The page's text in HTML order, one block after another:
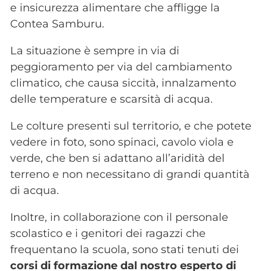
e insicurezza alimentare che affligge la
Contea Samburu.
La situazione è sempre in via di
peggioramento per via del cambiamento
climatico, che causa siccità, innalzamento
delle temperature e scarsità di acqua.
Le colture presenti sul territorio, e che potete
vedere in foto, sono spinaci, cavolo viola e
verde, che ben si adattano all’aridità del
terreno e non necessitano di grandi quantità
di acqua.
Inoltre, in collaborazione con il personale
scolastico e i genitori dei ragazzi che
frequentano la scuola, sono stati tenuti dei
corsi di formazione dal nostro esperto di